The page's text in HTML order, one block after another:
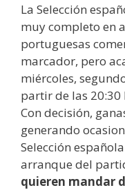
La Selección
muy completo en
portuguesas
marcador, pero
miércoles,
partir de las 20:30
Con decisión,
generando
Selección
arranque del
quieren mandar